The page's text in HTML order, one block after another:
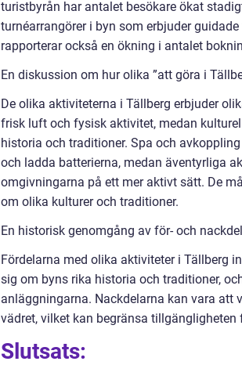
turistbyrån har antalet besökare ökat
turnéarrangörer i byn som erbjuder
rapporterar också en ökning i antalet
En diskussion om hur olika ”att göra i
De olika aktiviteterna i Tällberg erbjuder
frisk luft och fysisk aktivitet, medan
historia och traditioner. Spa och
och ladda batterierna, medan äventyrliga
omgivningarna på ett mer aktivt sätt. De
om olika kulturer och traditioner.
En historisk genomgång av för- och
Fördelarna med olika aktiviteter i Tällberg
sig om byns rika historia och traditioner,
anläggningarna. Nackdelarna kan vara att
vädret, vilket kan begränsa tillgängligheten
Slutsats: